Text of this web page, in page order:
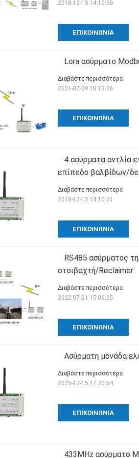
ΕΠΙΚΟΙΝΩΝΊΑ
2018-12-13 14:10:30
Lora ασύρματο
ΕΠΙΚΟΙΝΩΝΊΑ
Διαβάστε περισσότερα
2021-07-29 18:13:36
4 ασύρματα αντλία
επίπεδο βαλβίδων/
ΕΠΙΚΟΙΝΩΝΊΑ
Διαβάστε περισσότερα
2018-12-13 14:10:31
RS485 ασύρματος
στοιβαχτή/Reclaimer
ΕΠΙΚΟΙΝΩΝΊΑ
Διαβάστε περισσότερα
2022-07-21 15:06:25
Ασύρματη μονάδα
ΕΠΙΚΟΙΝΩΝΊΑ
Διαβάστε περισσότερα
2025-12-15 17:30:54
433MHz ασύρματο